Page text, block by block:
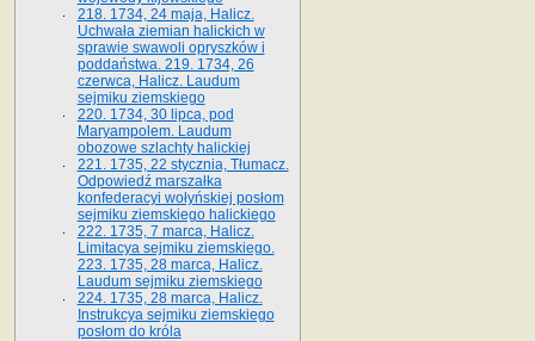
218. 1734, 24 maja, Halicz.
Uchwała ziemian halickich w
sprawie swawoli opryszków i
poddaństwa. 219. 1734, 26
czerwca, Halicz. Laudum
sejmiku ziemskiego
220. 1734, 30 lipca, pod
Maryampolem. Laudum
obozowe szlachty halickiej
221. 1735, 22 stycznia, Tłumacz.
Odpowiedź marszałka
konfederacyi wołyńskiej posłom
sejmiku ziemskiego halickiego
222. 1735, 7 marca, Halicz.
Limitacya sejmiku ziemskiego.
223. 1735, 28 marca, Halicz.
Laudum sejmiku ziemskiego
224. 1735, 28 marca, Halicz.
Instrukcya sejmiku ziemskiego
posłom do króla